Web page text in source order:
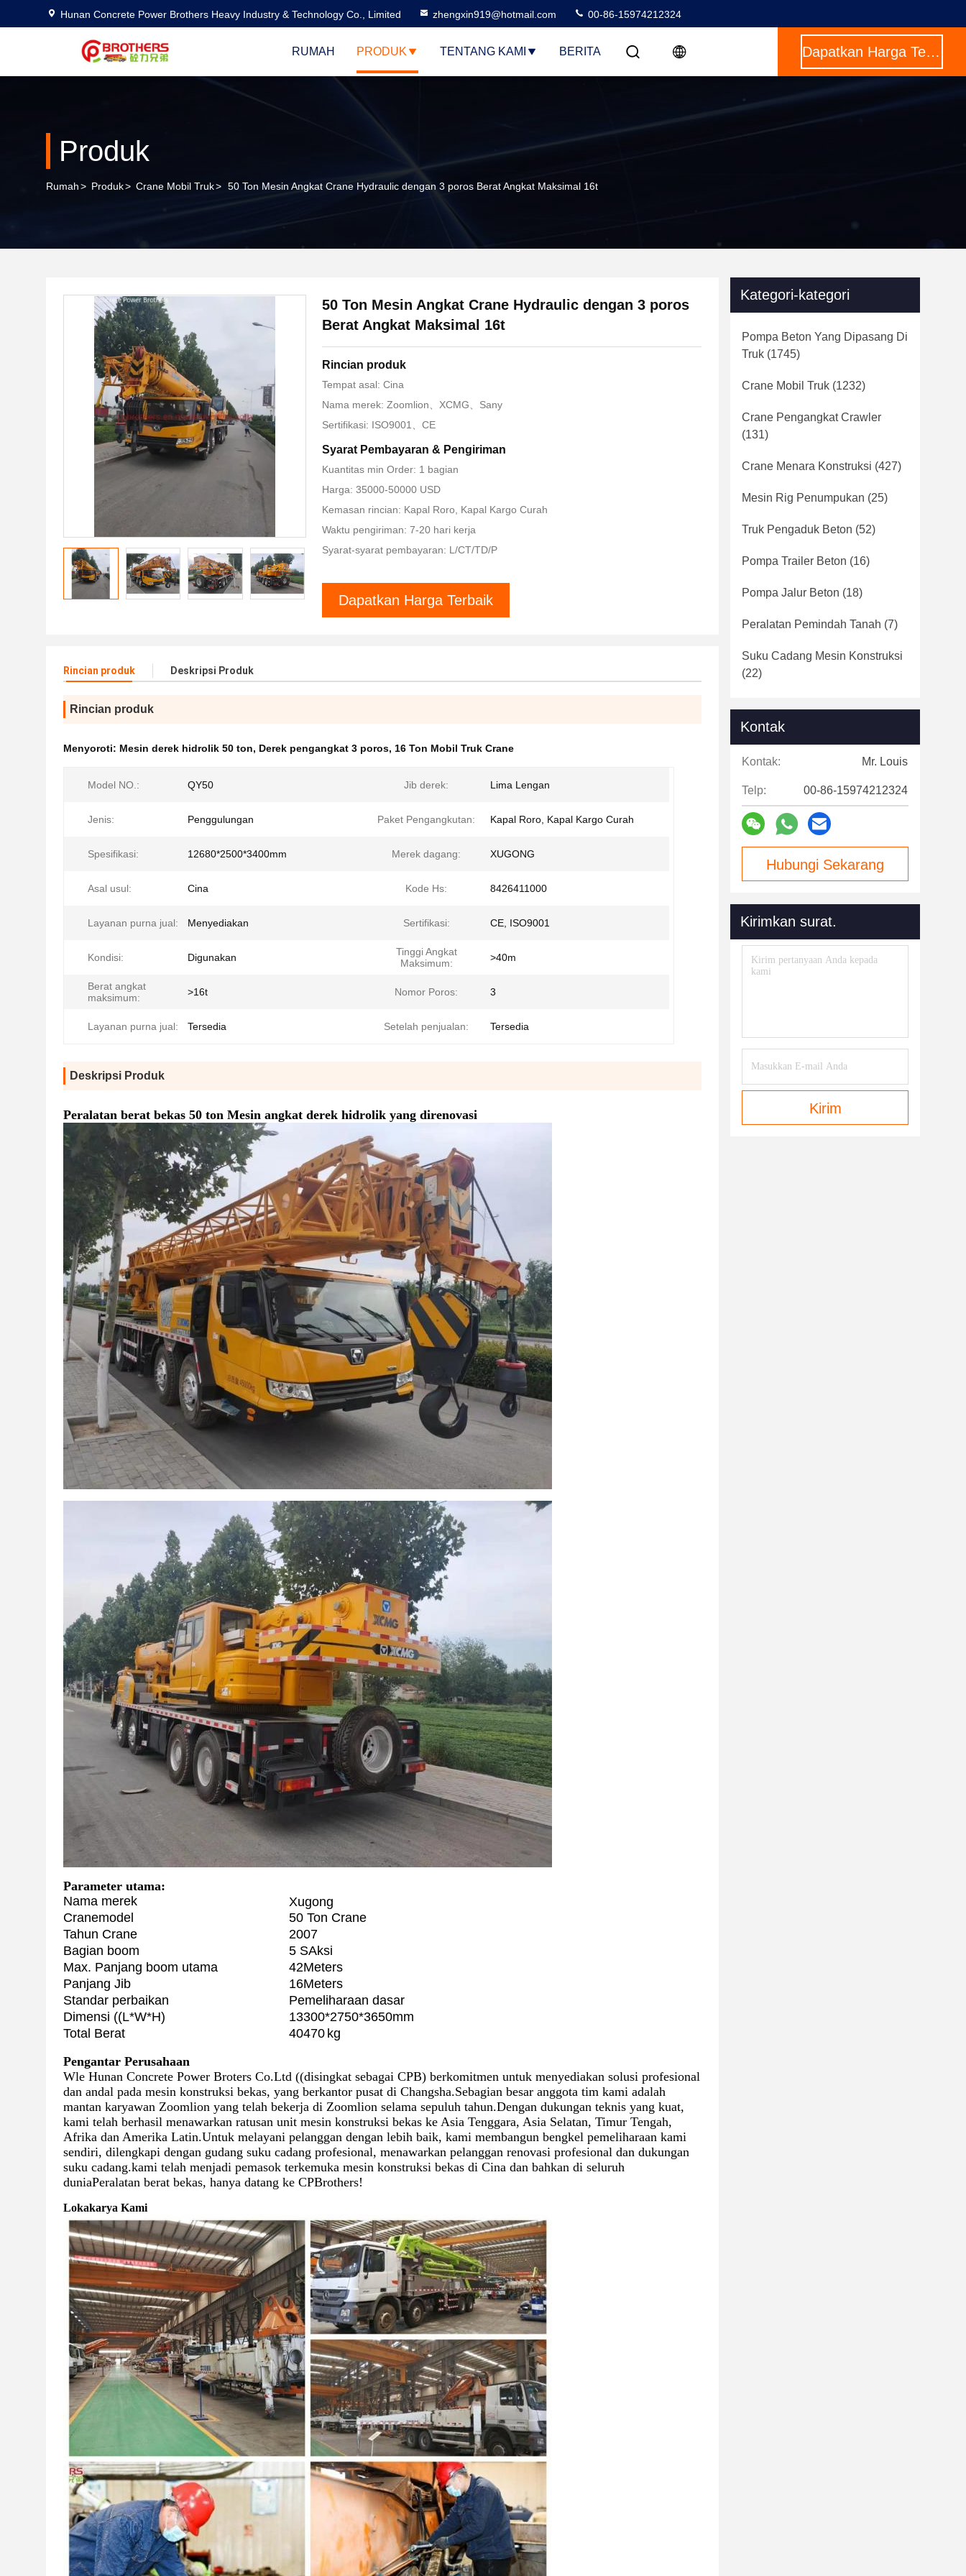
Hunan Concrete Power Brothers Heavy Industry & Technology Co., Limited zhengxin919@hotmail.com 00-86-15974212324
RUMAH PRODUK TENTANG KAMI BERITA Dapatkan Harga Terbaik
Produk
Rumah> Produk> Crane Mobil Truk> 50 Ton Mesin Angkat Crane Hydraulic dengan 3 poros Berat Angkat Maksimal 16t
50 Ton Mesin Angkat Crane Hydraulic dengan 3 poros
Berat Angkat Maksimal 16t
Rincian produk
Tempat asal: Cina
Nama merek: Zoomlion、XCMG、Sany
Sertifikasi: ISO9001、CE
Syarat Pembayaran & Pengiriman
Kuantitas min Order: 1 bagian
Harga: 35000-50000 USD
Kemasan rincian: Kapal Roro, Kapal Kargo Curah
Waktu pengiriman: 7-20 hari kerja
Syarat-syarat pembayaran: L/CT/TD/P
Dapatkan Harga Terbaik
Rincian produk Deskripsi Produk
Rincian produk
Menyoroti: Mesin derek hidrolik 50 ton, Derek pengangkat 3 poros, 16 Ton Mobil Truk Crane
Model NO.: QY50 Jib derek: Lima Lengan
Jenis: Penggulungan Paket Pengangkutan: Kapal Roro, Kapal Kargo Curah
Spesifikasi: 12680*2500*3400mm Merek dagang: XUGONG
Asal usul: Cina Kode Hs: 8426411000
Layanan purna jual: Menyediakan Sertifikasi: CE, ISO9001
Kondisi: Digunakan
Tinggi Angkat
Maksimum:
>40m
Berat angkat
maksimum:
>16t Nomor Poros: 3
Layanan purna jual: Tersedia Setelah penjualan: Tersedia
Deskripsi Produk
Peralatan berat bekas 50 ton Mesin angkat derek hidrolik yang direnovasi
Parameter utama:
Nama merek
Xugong
Cranemodel
50 Ton Crane
Tahun Crane
2007
Bagian boom
5 SAksi
Max. Panjang boom utama
42Meters
Panjang Jib
16Meters
Standar perbaikan
Pemeliharaan dasar
Dimensi ((L*W*H)
13300*2750*3650mm
Total Berat
40470 kg
Pengantar Perusahaan
Wle Hunan Concrete Power Broters Co.Ltd ((disingkat sebagai CPB) berkomitmen untuk menyediakan solusi profesional
dan andal pada mesin konstruksi bekas, yang berkantor pusat di Changsha.Sebagian besar anggota tim kami adalah
mantan karyawan Zoomlion yang telah bekerja di Zoomlion selama sepuluh tahun.Dengan dukungan teknis yang kuat,
kami telah berhasil menawarkan ratusan unit mesin konstruksi bekas ke Asia Tenggara, Asia Selatan, Timur Tengah,
Afrika dan Amerika Latin.Untuk melayani pelanggan dengan lebih baik, kami membangun bengkel pemeliharaan kami
sendiri, dilengkapi dengan gudang suku cadang profesional, menawarkan pelanggan renovasi profesional dan dukungan
suku cadang.kami telah menjadi pemasok terkemuka mesin konstruksi bekas di Cina dan bahkan di seluruh
duniaPeralatan berat bekas, hanya datang ke CPBrothers!
Lokakarya Kami
Kategori-kategori
Pompa Beton Yang Dipasang Di
Truk (1745)
Crane Mobil Truk (1232)
Crane Pengangkat Crawler
(131)
Crane Menara Konstruksi (427)
Mesin Rig Penumpukan (25)
Truk Pengaduk Beton (52)
Pompa Trailer Beton (16)
Pompa Jalur Beton (18)
Peralatan Pemindah Tanah (7)
Suku Cadang Mesin Konstruksi
(22)
Kontak
Kontak: Mr. Louis
Telp: 00-86-15974212324
Hubungi Sekarang
Kirimkan surat.
Kirim